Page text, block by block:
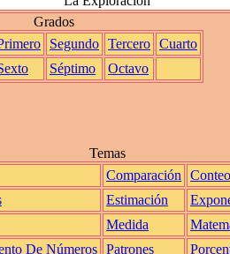
Grados
Segundo Tercero Cuarto
Séptimo Octavo
Temas
Comparación Conteo
Estimación
Medida
De Números Patrones